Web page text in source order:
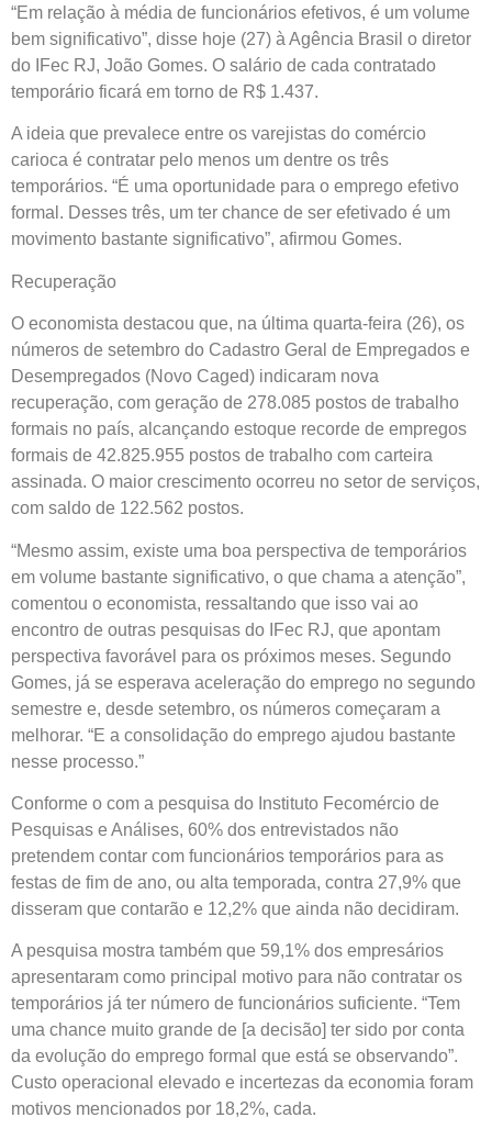
“Em relação à média de funcionários efetivos, é um volume
bem significativo”, disse hoje (27) à Agência Brasil o diretor
do IFec RJ, João Gomes. O salário de cada contratado
temporário ficará em torno de R$ 1.437.
A ideia que prevalece entre os varejistas do comércio
carioca é contratar pelo menos um dentre os três
temporários. “É uma oportunidade para o emprego efetivo
formal. Desses três, um ter chance de ser efetivado é um
movimento bastante significativo”, afirmou Gomes.
Recuperação
O economista destacou que, na última quarta-feira (26), os
números de setembro do Cadastro Geral de Empregados e
Desempregados (Novo Caged) indicaram nova
recuperação, com geração de 278.085 postos de trabalho
formais no país, alcançando estoque recorde de empregos
formais de 42.825.955 postos de trabalho com carteira
assinada. O maior crescimento ocorreu no setor de serviços,
com saldo de 122.562 postos.
“Mesmo assim, existe uma boa perspectiva de temporários
em volume bastante significativo, o que chama a atenção”,
comentou o economista, ressaltando que isso vai ao
encontro de outras pesquisas do IFec RJ, que apontam
perspectiva favorável para os próximos meses. Segundo
Gomes, já se esperava aceleração do emprego no segundo
semestre e, desde setembro, os números começaram a
melhorar. “E a consolidação do emprego ajudou bastante
nesse processo.”
Conforme o com a pesquisa do Instituto Fecomércio de
Pesquisas e Análises, 60% dos entrevistados não
pretendem contar com funcionários temporários para as
festas de fim de ano, ou alta temporada, contra 27,9% que
disseram que contarão e 12,2% que ainda não decidiram.
A pesquisa mostra também que 59,1% dos empresários
apresentaram como principal motivo para não contratar os
temporários já ter número de funcionários suficiente. “Tem
uma chance muito grande de [a decisão] ter sido por conta
da evolução do emprego formal que está se observando”.
Custo operacional elevado e incertezas da economia foram
motivos mencionados por 18,2%, cada.